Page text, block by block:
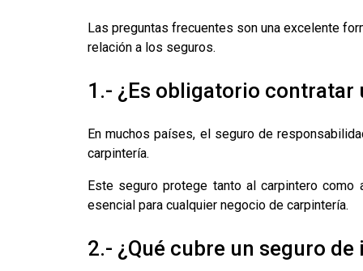
Las preguntas frecuentes son una excelente
relación a los seguros.
1.- ¿Es obligatorio
En muchos países, el seguro de
carpintería.
Este seguro protege tanto al carpintero
esencial para cualquier negocio de carpintería.
2.- ¿Qué cubre un seguro